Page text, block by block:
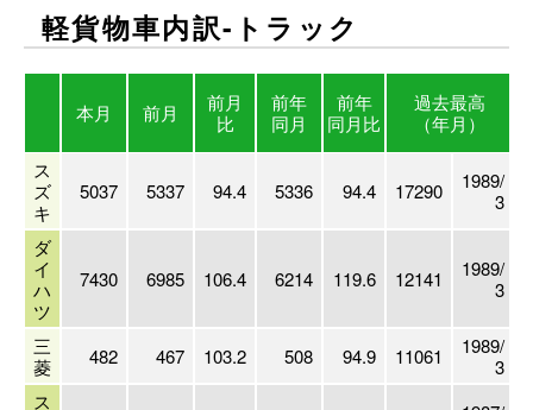
軽貨物車内訳-トラック
本月 前月
前月
比
前年
同月
前年
同月比
過去最高
（年月）
ス
ズ
キ
5037 5337 94.4 5336 94.4 17290
1989/
3
ダ
イ
ハ
ツ
7430 6985 106.4 6214 119.6 12141
1989/
3
三
菱
482 467 103.2 508 94.9 11061
1989/
3
ス